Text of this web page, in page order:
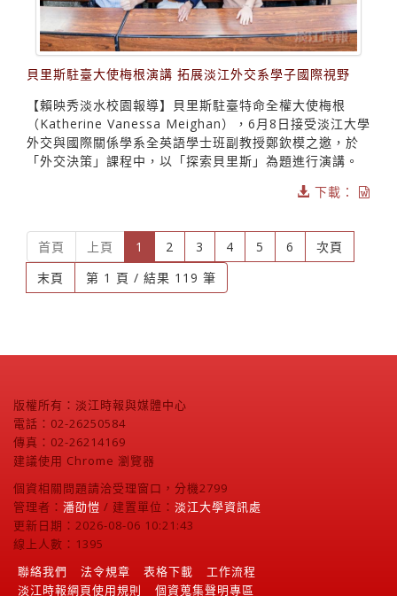
貝里斯駐臺大使梅根演講 拓展淡江外交系學子國際視野
【賴映秀淡水校園報導】貝里斯駐臺特命全權大使梅根
（Katherine Vanessa Meighan），6月8日接受淡江大學
外交與國際關係學系全英語學士班副教授鄭欽模之邀，於
「外交決策」課程中，以「探索貝里斯」為題進行演講。
下載：
首頁 上頁 1 (current)
2 3 4 5 6
次頁
末頁
第 1 頁 / 結果 119 筆
版權所有：淡江時報與媒體中心
電話：02-26250584
傳真：02-26214169
建議使用 Chrome 瀏覽器
個資相關問題請洽受理窗口，分機2799
管理者： 潘劭愷 / 建置單位： 淡江大學資訊處
更新日期：2026-08-06 10:21:43
線上人數：1395
聯絡我們
法令規章 表格下載
工作流程
淡江時報網頁使用規則
個資蒐集聲明專區